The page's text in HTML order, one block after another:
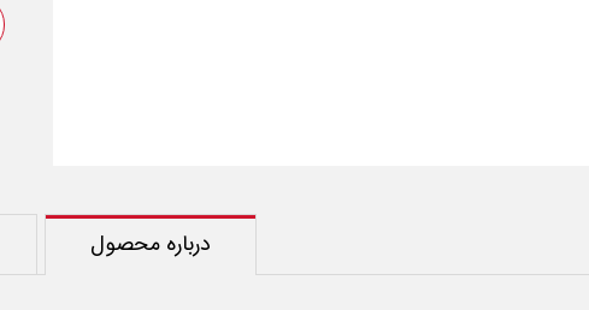
درباره محصول